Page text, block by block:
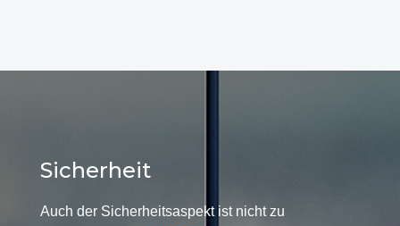
Sicherheit
Auch der Sicherheitsaspekt ist nicht zu